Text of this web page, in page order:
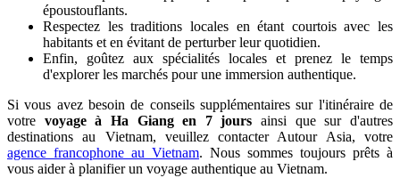
époustouflants.
Respectez les traditions locales en étant courtois avec les
habitants et en évitant de perturber leur quotidien.
Enfin, goûtez aux spécialités locales et prenez le temps
d'explorer les marchés pour une immersion authentique.
Si vous avez besoin de conseils supplémentaires sur l'itinéraire de
votre voyage à Ha Giang en 7 jours ainsi que sur d'autres
destinations au Vietnam, veuillez contacter Autour Asia, votre
agence francophone au Vietnam. Nous sommes toujours prêts à
vous aider à planifier un voyage authentique au Vietnam.